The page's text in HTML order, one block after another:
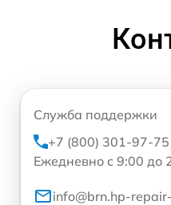
Служба поддержки
+7 (800) 301-97-75
Ежедневно с 9:00 до
info@brn.hp-